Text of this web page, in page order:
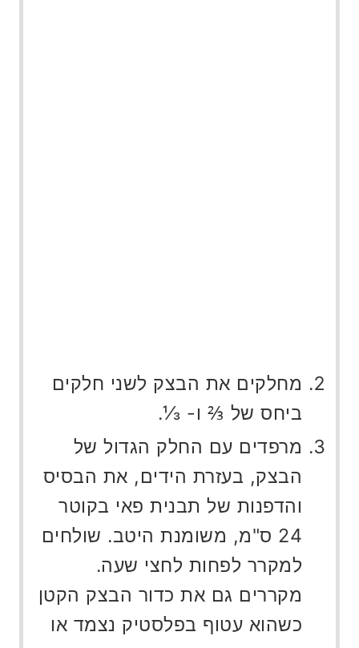
מחלקים את הבצק לשני חלקים
ביחס של ⅔ ו- ⅓.
מרפדים עם החלק הגדול של
הבצק, בעזרת הידים, את הבסיס
והדפנות של תבנית פאי בקוטר
24 ס"מ, משומנת היטב. שולחים
למקרר לפחות לחצי שעה.
מקררים גם את כדור הבצק הקטן
כשהוא עטוף בפלסטיק נצמד או